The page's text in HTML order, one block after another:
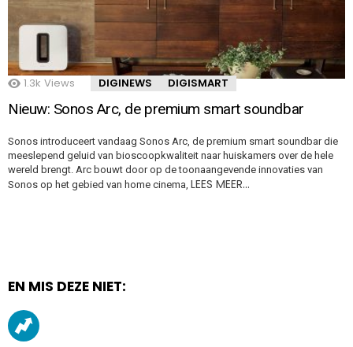
1.3k Views DIGINEWS DIGISMART
Nieuw: Sonos Arc, de premium smart soundbar
Sonos introduceert vandaag Sonos Arc, de premium smart soundbar die
meeslepend geluid van bioscoopkwaliteit naar huiskamers over de hele
wereld brengt. Arc bouwt door op de toonaangevende innovaties van
Sonos op het gebied van home cinema, LEES MEER…
EN MIS DEZE NIET: